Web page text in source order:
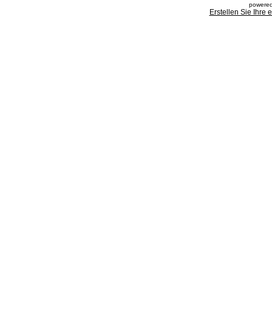
Erstellen Sie Ihre